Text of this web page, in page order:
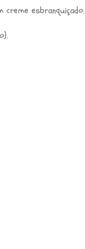
esbranquiçado.